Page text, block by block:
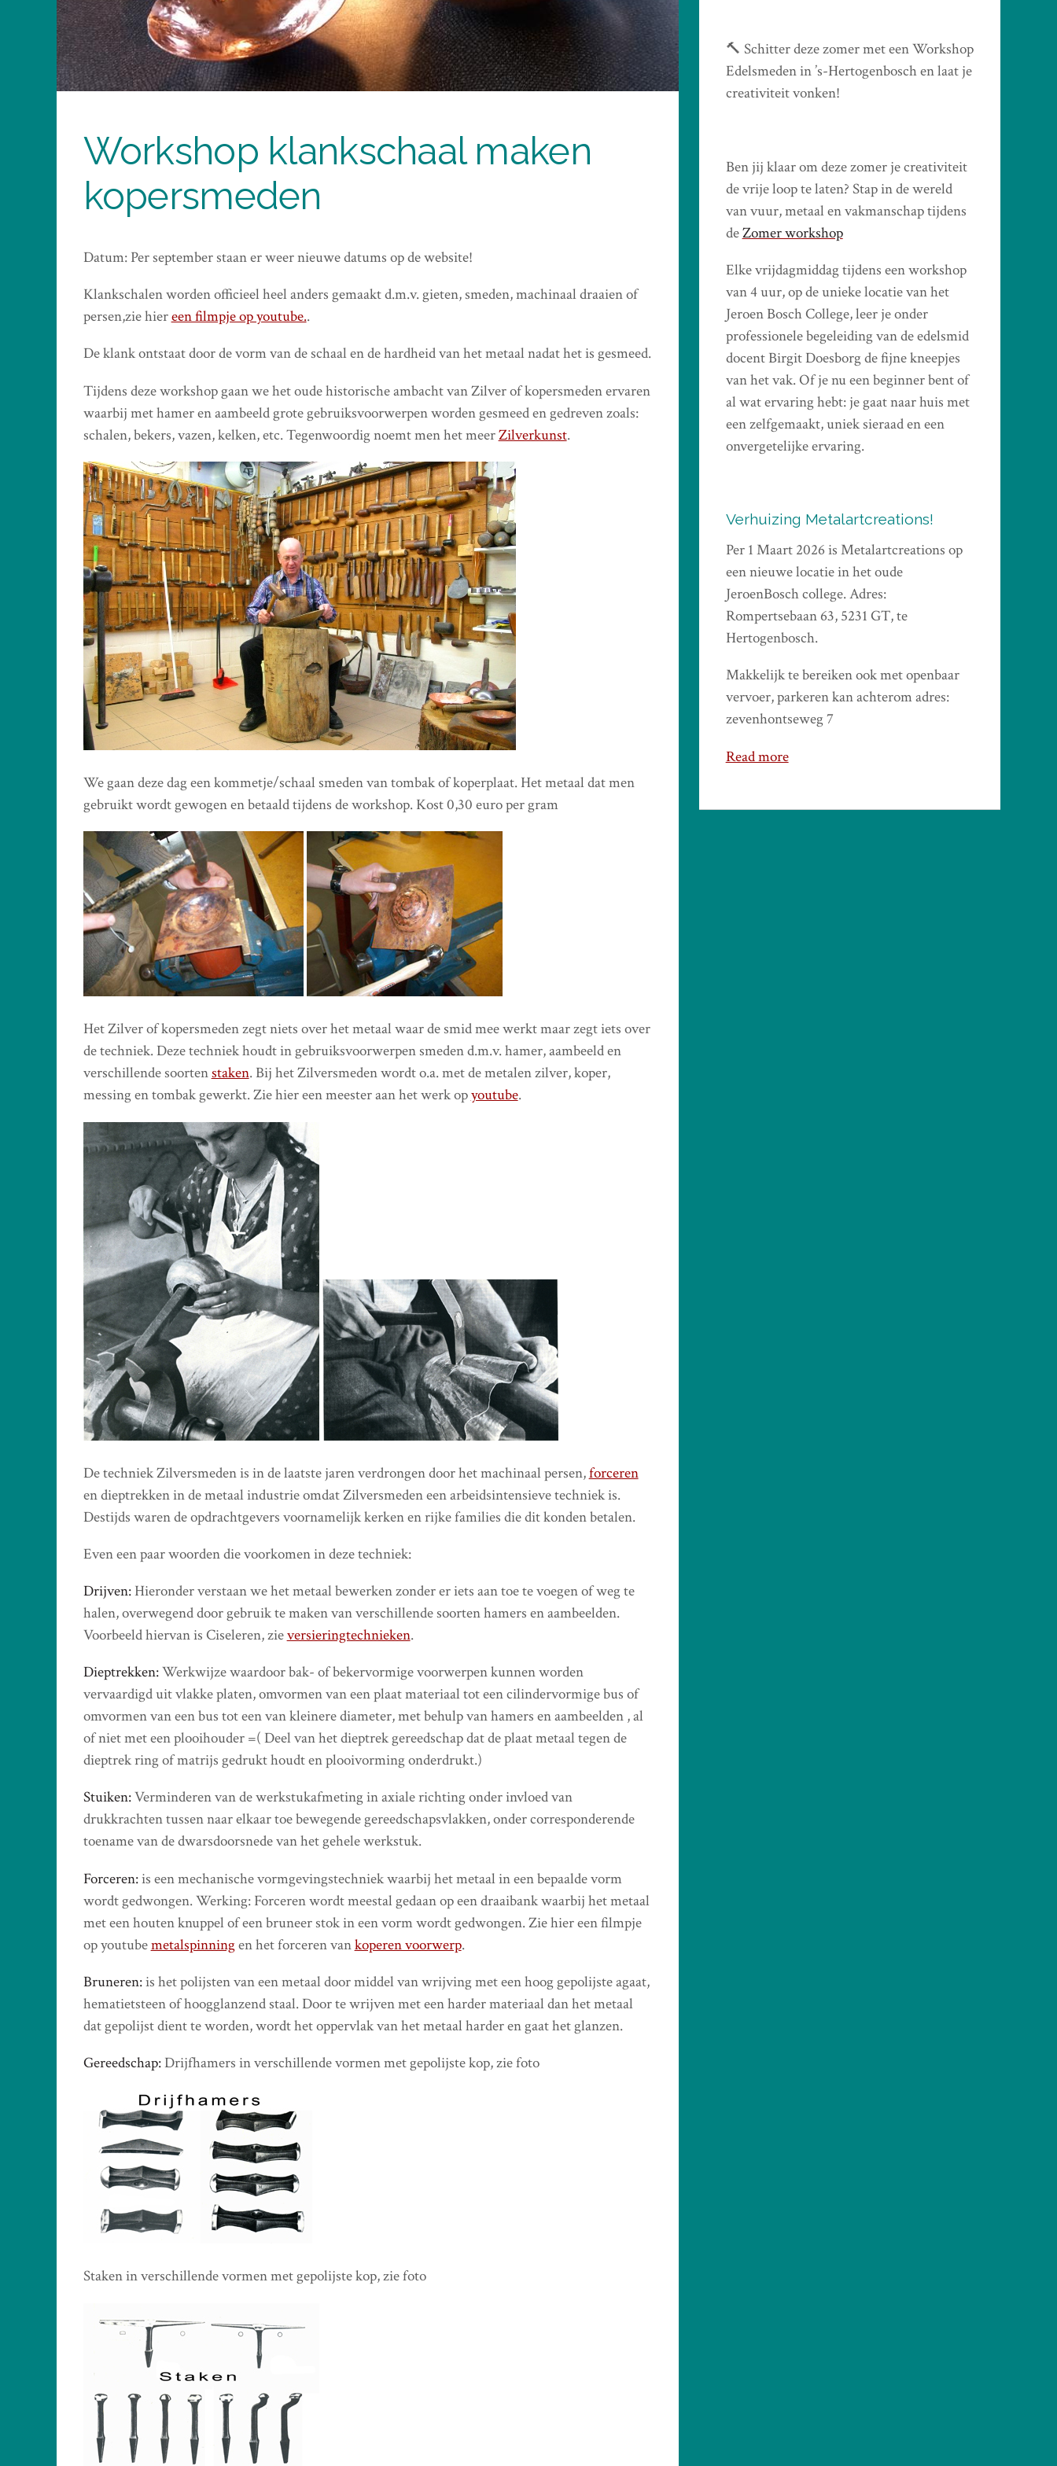
Workshop klankschaal maken
kopersmeden
Datum: Per september staan er weer nieuwe datums op de website!
Klankschalen worden officieel heel anders gemaakt d.m.v. gieten, smeden, machinaal draaien of
persen,zie hiereen filmpje op youtube..
De klank ontstaat door de vorm van de schaal en de hardheid van het metaal nadat het is gesmeed.
Tijdens deze workshop gaan we het oude historische ambacht van Zilver of kopersmeden ervaren
waarbij met hamer en aambeeld grote gebruiksvoorwerpen worden gesmeed en gedreven zoals:
schalen, bekers, vazen, kelken, etc. Tegenwoordig noemt men het meerZilverkunst.
We gaan deze dag een kommetje/schaal smeden van tombak of koperplaat. Het metaal dat men
gebruikt wordt gewogen en betaald tijdens de workshop. Kost 0,30 euro per gram
Het Zilver of kopersmeden zegt niets over het metaal waar de smid mee werkt maar zegt iets over
de techniek. Deze techniek houdt in gebruiksvoorwerpen smeden d.m.v. hamer, aambeeld en
verschillende soortenstaken. Bij het Zilversmeden wordt o.a. met de metalen zilver, koper,
messing en tombak gewerkt. Zie hier een meester aan het werk opyoutube.
De techniek Zilversmeden is in de laatste jaren verdrongen door het machinaal persen,forceren
en dieptrekken in de metaal industrie omdat Zilversmeden een arbeidsintensieve techniek is.
Destijds waren de opdrachtgevers voornamelijk kerken en rijke families die dit konden betalen.
Even een paar woorden die voorkomen in deze techniek:
Drijven:Hieronder verstaan we het metaal bewerken zonder er iets aan toe te voegen of weg te
halen, overwegend door gebruik te maken van verschillende soorten hamers en aambeelden.
Voorbeeld hiervan is Ciseleren, zieversieringtechnieken.
Dieptrekken:Werkwijze waardoor bak- of bekervormige voorwerpen kunnen worden
vervaardigd uit vlakke platen, omvormen van een plaat materiaal tot een cilindervormige bus of
omvormen van een bus tot een van kleinere diameter, met behulp van hamers en aambeelden , al
of niet met een plooihouder =( Deel van het dieptrek gereedschap dat de plaat metaal tegen de
dieptrek ring of matrijs gedrukt houdt en plooivorming onderdrukt.)
Stuiken:Verminderen van de werkstukafmeting in axiale richting onder invloed van
drukkrachten tussen naar elkaar toe bewegende gereedschapsvlakken, onder corresponderende
toename van de dwarsdoorsnede van het gehele werkstuk.
Forceren:is een mechanische vormgevingstechniek waarbij het metaal in een bepaalde vorm
wordt gedwongen. Werking: Forceren wordt meestal gedaan op een draaibank waarbij het metaal
met een houten knuppel of een bruneer stok in een vorm wordt gedwongen. Zie hier een filmpje
op youtubemetalspinningen het forceren vankoperen voorwerp.
Bruneren:is het polijsten van een metaal door middel van wrijving met een hoog gepolijste agaat,
hematietsteen of hoogglanzend staal. Door te wrijven met een harder materiaal dan het metaal
dat gepolijst dient te worden, wordt het oppervlak van het metaal harder en gaat het glanzen.
Gereedschap:Drijfhamers in verschillende vormen met gepolijste kop, zie foto
Staken in verschillende vormen met gepolijste kop, zie foto
🔨 Schitter deze zomer met een Workshop
Edelsmeden in ’s-Hertogenbosch en laat je
creativiteit vonken!
Ben jij klaar om deze zomer je creativiteit
de vrije loop te laten? Stap in de wereld
van vuur, metaal en vakmanschap tijdens
deZomer workshop
Elke vrijdagmiddag tijdens een workshop
van 4 uur, op de unieke locatie van het
Jeroen Bosch College, leer je onder
professionele begeleiding van de edelsmid
docent Birgit Doesborg de fijne kneepjes
van het vak. Of je nu een beginner bent of
al wat ervaring hebt: je gaat naar huis met
een zelfgemaakt, uniek sieraad en een
onvergetelijke ervaring.
Verhuizing Metalartcreations!
Per 1 Maart 2026 is Metalartcreations op
een nieuwe locatie in het oude
JeroenBosch college. Adres:
Rompertsebaan 63, 5231 GT, te
Hertogenbosch.
Makkelijk te bereiken ook met openbaar
vervoer, parkeren kan achterom adres:
zevenhontseweg 7
Read more